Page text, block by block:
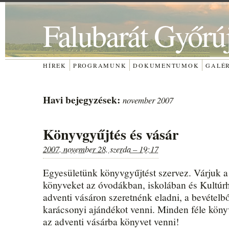
Falubarát
HÍREK PROGRAMUNK DOKUMENTUMOK
Havi bejegyzések: november 2007
Könyvgyűjtés és vásár
2007. november 28. szerda – 19:17
Egyesületünk könyvgyűjtést szervez. Várjuk
könyveket az óvodákban, iskolában és
adventi vásáron szeretnénk eladni, a
karácsonyi ajándékot venni. Minden féle
az adventi vásárba könyvet venni!